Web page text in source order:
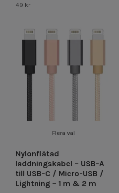
49 kr
Flera val
Nylonflätad
laddningskabel – USB-A
till USB-C / Micro-USB /
Lightning – 1 m & 2 m